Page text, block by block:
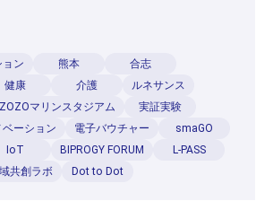
の登録商標です。
© 2023 BIPROGY Inc. All rights reserved.
ョン 熊本
合志
健康 介護
ルネサンス
ZOZOマリンスタジアム
実証実験
ーション
電子バウチャー
smaGO
IoT BIPROGY FORUM
L-PASS
共創ラボ Dot to Dot